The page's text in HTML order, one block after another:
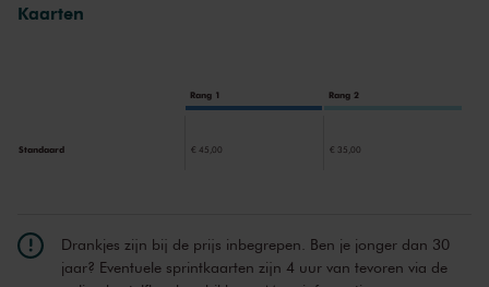
deze werken een levendig portret van bijna anderhalve eeuw
Kaarten
Rang 1 Rang 2
Standaard € 45,00 € 35,00
Drankjes zijn bij de prijs inbegrepen. Ben je jonger dan 30
jaar? Eventuele sprintkaarten zijn 4 uur van tevoren via de